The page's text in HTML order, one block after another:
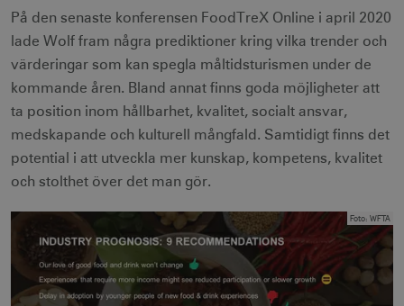
På den senaste konferensen FoodTreX Online i april 2020
lade Wolf fram några prediktioner kring vilka trender och
värderingar som kan spegla måltidsturismen under de
kommande åren. Bland annat finns goda möjligheter att
ta position inom hållbarhet, kvalitet, socialt ansvar,
medskapande och kulturell mångfald. Samtidigt finns det
potential i att utveckla mer kunskap, kompetens, kvalitet
och stolthet över det man gör.
Foto: WFTA